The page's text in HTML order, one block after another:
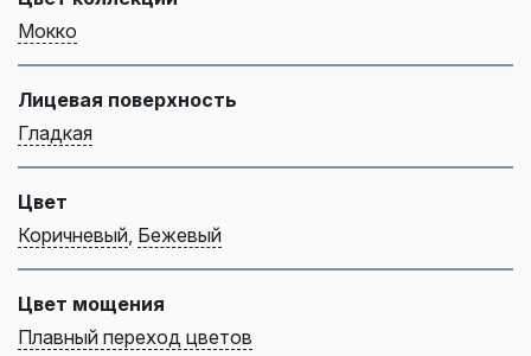
Мокко
Лицевая поверхность
Гладкая
Цвет
Коричневый Бежевый
Цвет мощения
Плавный переход цветов